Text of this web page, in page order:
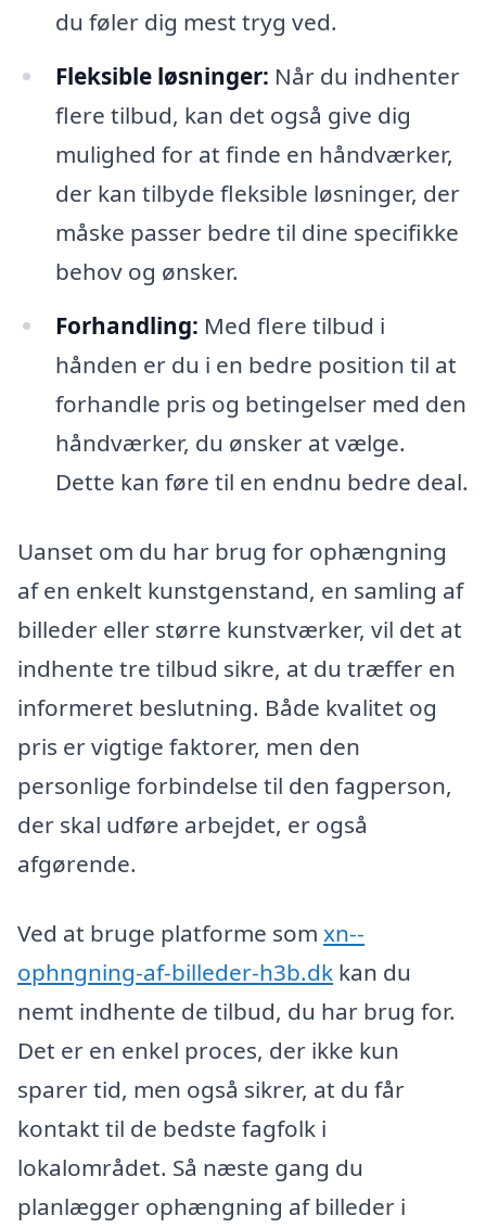
du føler dig mest tryg ved.
Fleksible løsninger: Når du indhenter
flere tilbud, kan det også give dig
mulighed for at finde en håndværker,
der kan tilbyde fleksible løsninger, der
måske passer bedre til dine specifikke
behov og ønsker.
Forhandling: Med flere tilbud i
hånden er du i en bedre position til at
forhandle pris og betingelser med den
håndværker, du ønsker at vælge.
Dette kan føre til en endnu bedre deal.
Uanset om du har brug for ophængning
af en enkelt kunstgenstand, en samling af
billeder eller større kunstværker, vil det at
indhente tre tilbud sikre, at du træffer en
informeret beslutning. Både kvalitet og
pris er vigtige faktorer, men den
personlige forbindelse til den fagperson,
der skal udføre arbejdet, er også
afgørende.
Ved at bruge platforme som xn--
ophngning-af-billeder-h3b.dk kan du
nemt indhente de tilbud, du har brug for.
Det er en enkel proces, der ikke kun
sparer tid, men også sikrer, at du får
kontakt til de bedste fagfolk i
lokalområdet. Så næste gang du
planlægger ophængning af billeder i